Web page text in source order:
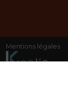
Mentions légales